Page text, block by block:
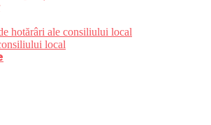
hotărâri ale consiliului local
local